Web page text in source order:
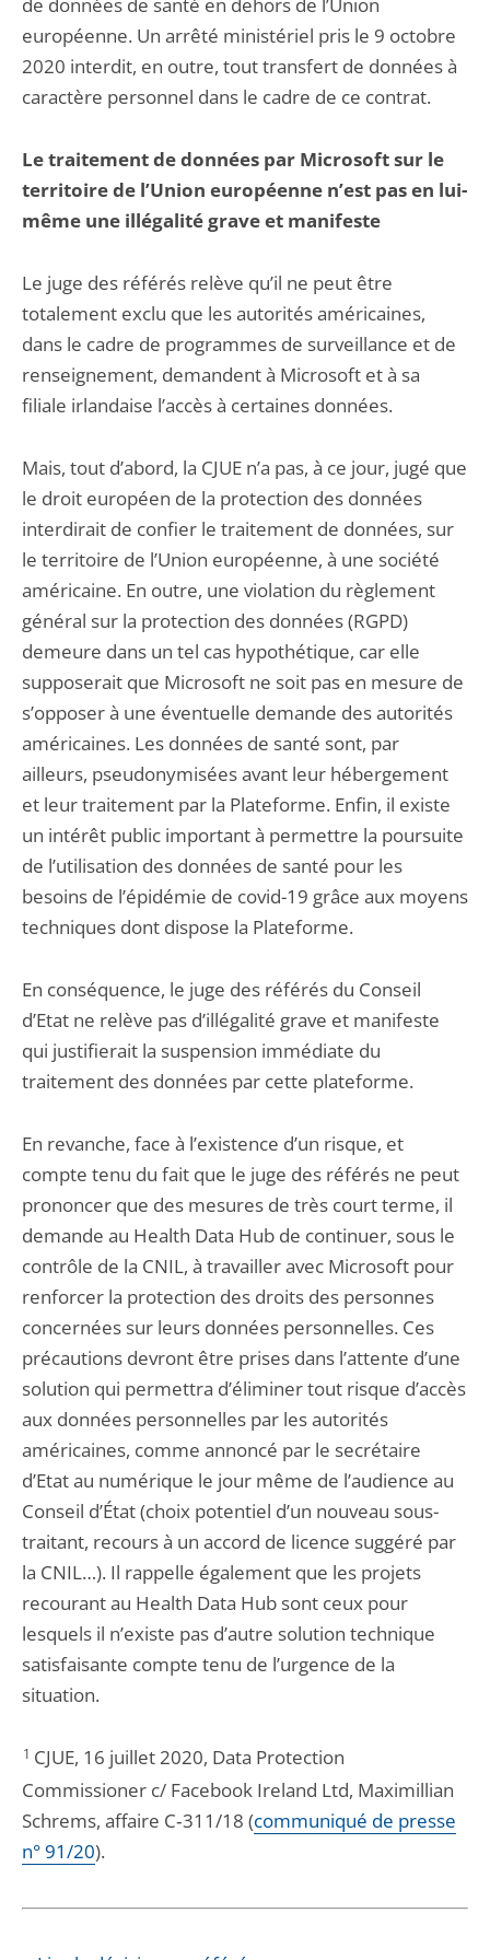
européenne. Un arrêté ministériel pris le 9 octobre
2020 interdit, en outre, tout transfert de données à
caractère personnel dans le cadre de ce contrat.
Le traitement de données par Microsoft sur le
territoire de l’Union européenne n’est pas en lui-
même une illégalité grave et manifeste
Le juge des référés relève qu’il ne peut être
totalement exclu que les autorités américaines,
dans le cadre de programmes de surveillance et de
renseignement, demandent à Microsoft et à sa
filiale irlandaise l’accès à certaines données.
Mais, tout d’abord, la CJUE n’a pas, à ce jour, jugé que
le droit européen de la protection des données
interdirait de confier le traitement de données, sur
le territoire de l’Union européenne, à une société
américaine. En outre, une violation du règlement
général sur la protection des données (RGPD)
demeure dans un tel cas hypothétique, car elle
supposerait que Microsoft ne soit pas en mesure de
s’opposer à une éventuelle demande des autorités
américaines. Les données de santé sont, par
ailleurs, pseudonymisées avant leur hébergement
et leur traitement par la Plateforme. Enfin, il existe
un intérêt public important à permettre la poursuite
de l’utilisation des données de santé pour les
besoins de l’épidémie de covid-19 grâce aux moyens
techniques dont dispose la Plateforme.
En conséquence, le juge des référés du Conseil
d’Etat ne relève pas d’illégalité grave et manifeste
qui justifierait la suspension immédiate du
traitement des données par cette plateforme.
En revanche, face à l’existence d’un risque, et
compte tenu du fait que le juge des référés ne peut
prononcer que des mesures de très court terme, il
demande au Health Data Hub de continuer, sous le
contrôle de la CNIL, à travailler avec Microsoft pour
renforcer la protection des droits des personnes
concernées sur leurs données personnelles. Ces
précautions devront être prises dans l’attente d’une
solution qui permettra d’éliminer tout risque d’accès
aux données personnelles par les autorités
américaines, comme annoncé par le secrétaire
d’Etat au numérique le jour même de l’audience au
Conseil d’État (choix potentiel d’un nouveau sous-
traitant, recours à un accord de licence suggéré par
la CNIL…). Il rappelle également que les projets
recourant au Health Data Hub sont ceux pour
lesquels il n’existe pas d’autre solution technique
satisfaisante compte tenu de l’urgence de la
situation.
1 CJUE, 16 juillet 2020, Data Protection
Commissioner c/ Facebook Ireland Ltd, Maximillian
Schrems, affaire C‑311/18 (communiqué de presse
n° 91/20).